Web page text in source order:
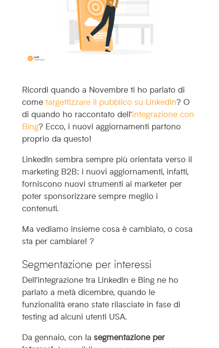
Ricordi quando a Novembre ti ho parlato di
come targettizzare il pubblico su LinkedIn? O
di quando ho raccontato dell’integrazione con
Bing? Ecco, i nuovi aggiornamenti partono
proprio da questo!
LinkedIn sembra sempre più orientata verso il
marketing B2B: i nuovi aggiornamenti, infatti,
forniscono nuovi strumenti ai marketer per
poter sponsorizzare sempre meglio i
contenuti.
Ma vediamo insieme cosa è cambiato, o cosa
sta per cambiare! ?
Segmentazione per interessi
Dell’integrazione tra LinkedIn e Bing ne ho
parlato a metà dicembre, quando le
funzionalità erano state rilasciate in fase di
testing ad alcuni utenti USA.
Da gennaio, con la segmentazione per